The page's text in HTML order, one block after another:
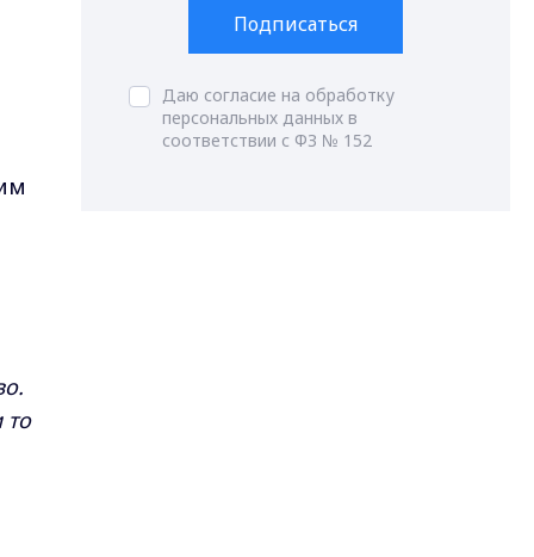
то
Подписаться
Даю согласие на обработку
персональных данных в
соответствии с ФЗ № 152